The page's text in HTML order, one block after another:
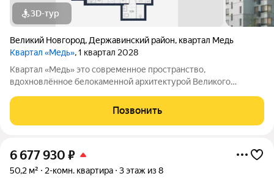
3D-тур
Великий Новгород, Державинский район, квартал Медь
Квартал «Медь», 1 квартал 2028
Квартал «Медь» это современное пространство,
вдохновлённое белокаменной архитектурой Великого
города элементов: из меди новгородские мастера отливали
колокола и украшения, а в зодчестве ценились
Позвонить
6 677 930 ₽
50,2 м² 2-комн. квартира 3 этаж из 8